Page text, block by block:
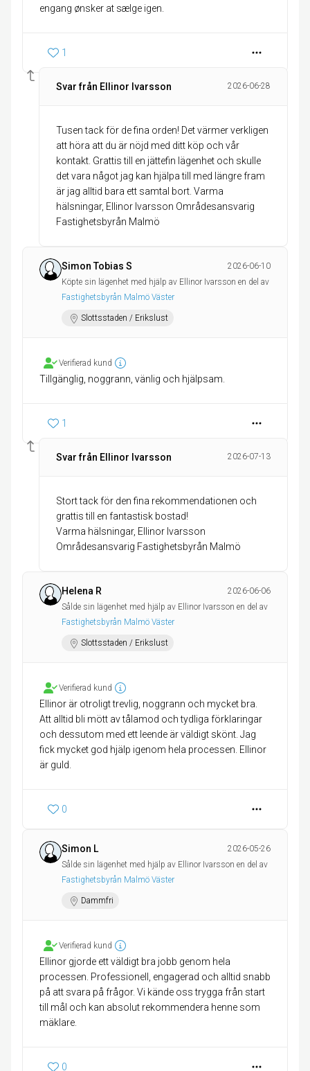
engang ønsker at sælge igen.
1
Svar från Ellinor Ivarsson 2026-06-28
Tusen tack för de fina orden! Det värmer verkligen
att höra att du är nöjd med ditt köp och vår
kontakt. Grattis till en jättefin lägenhet och skulle
det vara något jag kan hjälpa till med längre fram
är jag alltid bara ett samtal bort. Varma
hälsningar, Ellinor Ivarsson Områdesansvarig
Fastighetsbyrån Malmö
Simon Tobias S
2026-06-10
Köpte sin lägenhet med hjälp av Ellinor Ivarsson en del av
Fastighetsbyrån Malmö Väster
Slottsstaden / Erikslust
Verifierad kund
Tillgänglig, noggrann, vänlig och hjälpsam.
1
Svar från Ellinor Ivarsson 2026-07-13
Stort tack för den fina rekommendationen och
grattis till en fantastisk bostad!
Varma hälsningar, Ellinor Ivarsson
Områdesansvarig Fastighetsbyrån Malmö
Helena R
2026-06-06
Sålde sin lägenhet med hjälp av Ellinor Ivarsson en del av
Fastighetsbyrån Malmö Väster
Slottsstaden / Erikslust
Verifierad kund
Ellinor är otroligt trevlig, noggrann och mycket bra.
Att alltid bli mött av tålamod och tydliga förklaringar
och dessutom med ett leende är väldigt skönt. Jag
fick mycket god hjälp igenom hela processen. Ellinor
är guld.
0
Simon L
2026-05-26
Sålde sin lägenhet med hjälp av Ellinor Ivarsson en del av
Fastighetsbyrån Malmö Väster
Dammfri
Verifierad kund
Ellinor gjorde ett väldigt bra jobb genom hela
processen. Professionell, engagerad och alltid snabb
på att svara på frågor. Vi kände oss trygga från start
till mål och kan absolut rekommendera henne som
mäklare.
0